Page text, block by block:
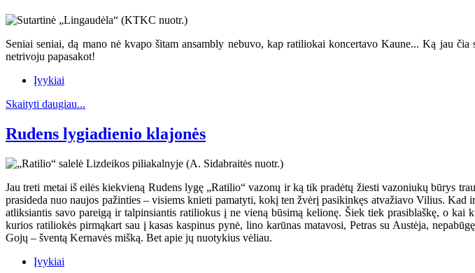
Seniai seniai, dą mano nė kvapo šitam ansambly nebuvo, kap ratiliokai koncertavo Kaune... Ką jau
netrivoju papasakot!
Įvykiai
Skaityti daugiau...
Rudens lygiadienio klajonės
Jau treti metai iš eilės kiekvieną Rudens lygę „Ratilio“ vazonų ir ką tik pradėtų žiesti vazoniukų būrys
prasideda nuo naujos pažinties – visiems knieti pamatyti, kokį ten žvėrį pasikinkęs atvažiavo Vilius.
atliksiantis savo pareigą ir talpinsiantis ratiliokus į ne vieną būsimą kelionę. Šiek tiek prasiblaškę, o
kurios ratiliokės pirmąkart sau į kasas kaspinus pynė, lino karūnas matavosi, Petras su Austėja,
Gojų – šventą Kernavės mišką. Bet apie jų nuotykius vėliau.
Įvykiai